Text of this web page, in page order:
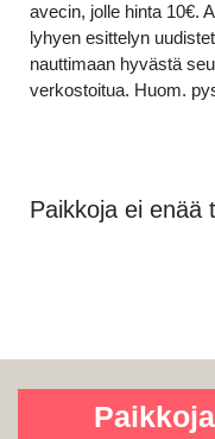
avecin, jolle hinta 10€.
lyhyen esittelyn
nauttimaan hyvästä
verkostoitua. Huom.
Paikkoja ei enää